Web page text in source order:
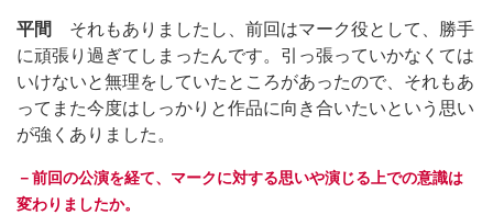
平間
それもありましたし、前回はマーク役として、勝手
に頑張り過ぎてしまったんです。引っ張っていかなくては
いけないと無理をしていたところがあったので、それもあ
ってまた今度はしっかりと作品に向き合いたいという思い
が強くありました。
－前回の公演を経て、マークに対する思いや演じる上での意識は
変わりましたか。